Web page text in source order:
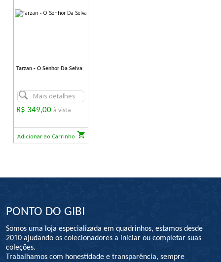
Tarzan - O Senhor Da Selva
Mais detalhes
R$ 349,00à vista
Adicionar ao Carrinho
PONTO DO GIBI
Somos uma loja especializada em quadrinhos, estamos desde
2010 ajudando os colecionadores a iniciar ou completar suas
coleções.
Trabalhamos com honestidade e transparência, sempre